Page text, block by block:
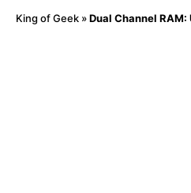
King of Geek »Dual Channel